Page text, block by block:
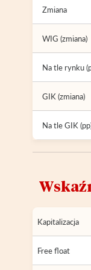
Zmiana
WIG (zmiana)
Na tle rynku
GIK (zmiana)
Na tle GIK
Kapitalizacja
Free float